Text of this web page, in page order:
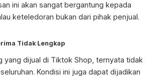
ini akan sangat bergantung kepada
keteledoran bukan dari pihak penjual.
Tidak Lengkap
yang dijual di Tiktok Shop, ternyata tidak
Kondisi ini juga dapat dijadikan